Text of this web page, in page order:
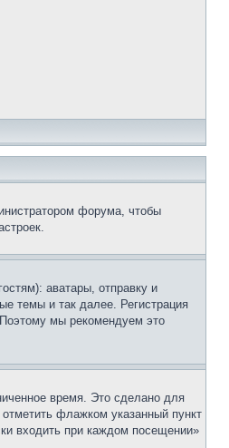
форума, чтобы
аватары, отправку и
темы и так далее. Регистрация
мы рекомендуем это
время. Это сделано для
флажком указанный пункт
входить при каждом посещении»